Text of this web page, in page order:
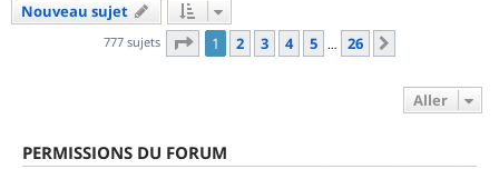
Nouveau sujet
777 sujets Page 1sur
1 2 3 4 5 … 26
Aller
PERMISSIONS DU FORUM